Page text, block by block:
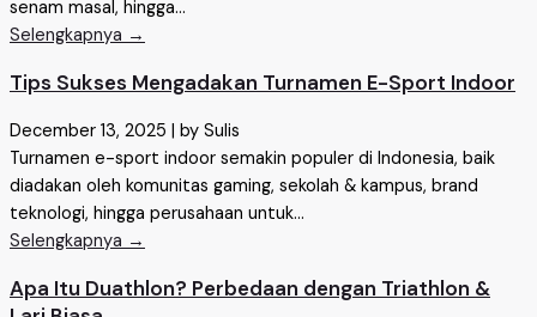
senam masal, hingga...
Selengkapnya →
Tips Sukses Mengadakan Turnamen E-Sport Indoor
December 13, 2025
by Sulis
Turnamen e-sport indoor semakin populer di Indonesia, baik
diadakan oleh komunitas gaming, sekolah & kampus, brand
teknologi, hingga perusahaan untuk...
Selengkapnya →
Apa Itu Duathlon? Perbedaan dengan Triathlon &